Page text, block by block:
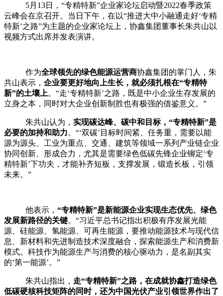
5月 13日，“专精特新”企业家论坛启动暨2022春季政策
云峰会在京召开。当日下午，在以“推进大中小融通走好‘专精
特新’之路”为主题的企业家论坛上，协鑫集团董事长朱共山以
视频方式出席并发表演讲。
作为全球领先的绿色能源运营商协鑫集团的掌门人，朱
共山表示， 企业要更好地向上生长，就必须扎根在“专精特
新”的土壤上。“走‘专精特新’之路，既是中小企业生存发展的
立身之本，同时对大企业创新制胜也有极强的借鉴意义。”
朱共山认为， 实现碳达峰、碳中和目标，“专精特新”是
必要的加持和助力。“‘双碳’目标时间紧、任务重，需要以能
源为源头、工业为重点、交通、建筑等领域一系列产业链企业
协同创新、形成合力，尤其是需要绿色低碳先锋企业铆定‘专
精特新’下功夫，才能补齐短板，支撑发展，锻造长板，引领
未来。”
他表示， “专精特新”是新能源企业实现生态优先、绿色
发展新路径的关键。“习近平总书记指出积极有序发展光能
源、硅能源、氢能源、可再生能源，要推动能源技术与现代信
息、新材料和先进制造技术深度融合，探索能源生产和消费新
模式。科技作为能源生产与消费的核心驱动力，是名副其实
的‘第一能源’。”
朱共山指出， 走“专精特新”之路，在成就协鑫打造绿色
低碳硬核科技矩阵的同时，还为中国光伏产业引领世界作出了